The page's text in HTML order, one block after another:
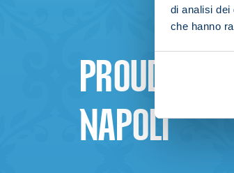
di analisi dei
che hanno
PROUD TO BE
NAPOLI